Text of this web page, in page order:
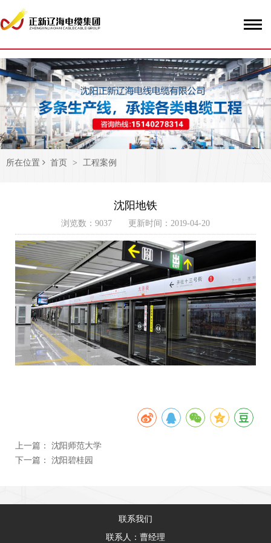
所在位置 首页 > 工程案例
沈阳地铁
浏览数：9037 更新时间：2019-04-20
上一篇： 沈阳师范大学
下一篇： 沈阳碧桂园
联系我们
联系人：曹经理